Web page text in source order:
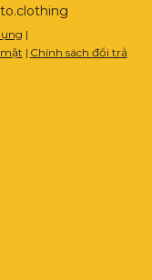
|
| Chính sách đổi trả